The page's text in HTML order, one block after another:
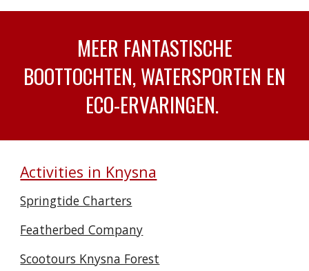
MEER FANTASTISCHE
BOOTTOCHTEN, WATERSPORTEN EN
ECO-ERVARINGEN.
Activities in Knysna
Springtide Charters
Featherbed Company
Scootours Knysna Forest